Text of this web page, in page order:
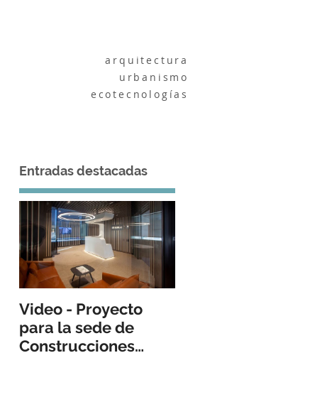
arquitectura
urbanismo
ecotecnologías
Entradas destacadas
Video - Proyecto
para la sede de
Construcciones